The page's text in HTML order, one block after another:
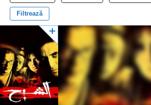
Filtrează